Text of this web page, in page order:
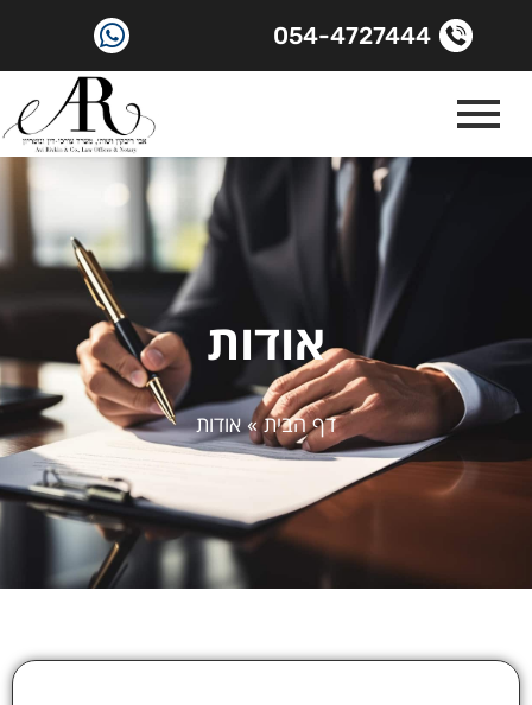
054-4727444
אודות
דף הבית»אודות